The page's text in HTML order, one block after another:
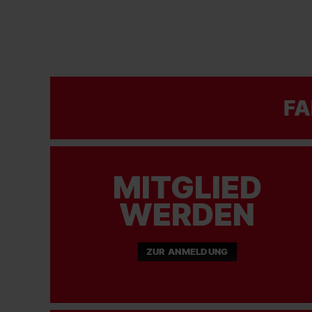
MITGLIED
WERDEN
ZUR ANMELDUNG